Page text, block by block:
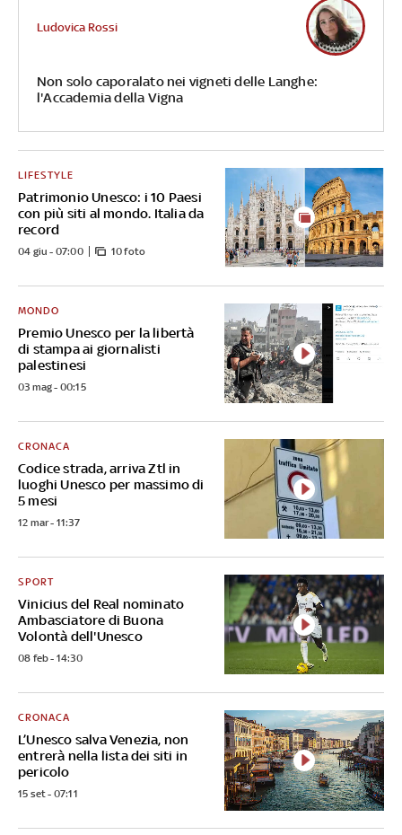
Non solo caporalato nei vigneti delle Langhe:
l'Accademia della Vigna
Ludovica Rossi
Patrimonio Unesco: i 10 Paesi
con più siti al mondo. Italia da
record
LIFESTYLE
04 giu - 07:00 10 foto
Premio Unesco per la libertà
di stampa ai giornalisti
palestinesi
MONDO
03 mag - 00:15
Codice strada, arriva Ztl in
luoghi Unesco per massimo di
5 mesi
CRONACA
12 mar - 11:37
Vinicius del Real nominato
Ambasciatore di Buona
Volontà dell'Unesco
SPORT
08 feb - 14:30
L’Unesco salva Venezia, non
entrerà nella lista dei siti in
pericolo
CRONACA
15 set - 07:11